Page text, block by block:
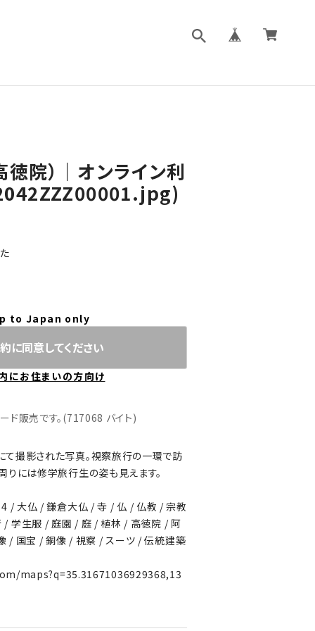
院）｜オンライン利
to Japan only
に同意してください
にお住まいの方向け
ド販売です。(717068 バイト)
撮影された写真。視察旅行の一環で訪
りには修学旅行生の姿も見えます。
/ 大仏 / 鎌倉大仏 / 寺 / 仏 / 仏教 / 宗教
学生服 / 庭園 / 庭 / 植林 / 高徳院 / 阿
/ 国宝 / 銅像 / 視察 / スーツ / 伝統建築
maps?q=35.31671036929368,13